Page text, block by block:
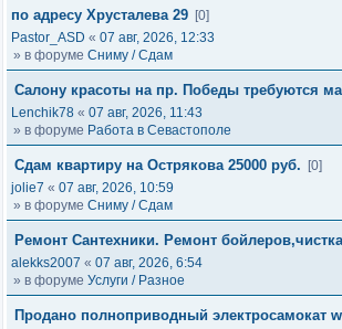
по адресу Хрусталева 29 [0]
Pastor_ASD « 07 авг, 2026, 12:33
» в форуме Сниму / Сдам
Салону красоты на пр. Победы требуются
Lenchik78 « 07 авг, 2026, 11:43
» в форуме Работа в Севастополе
Сдам квартиру на Острякова 25000 руб.
[0]
jolie7 « 07 авг, 2026, 10:59
» в форуме Сниму / Сдам
Ремонт Сантехники. Ремонт
alekks2007 « 07 авг, 2026, 6:54
» в форуме Услуги / Разное
Продано полноприводный электросамокат